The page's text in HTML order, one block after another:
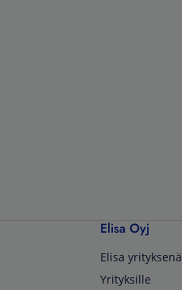
Elisa Oyj
Elisa yrityksenä
Yrityksille